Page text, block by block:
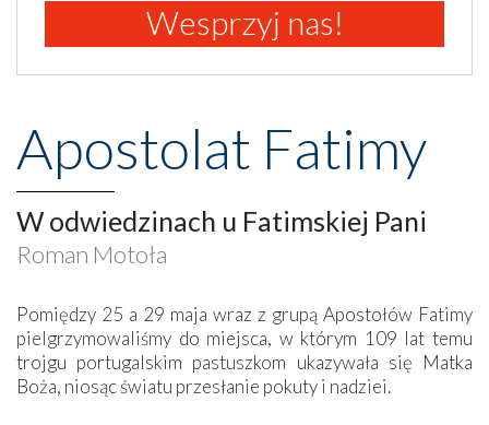
Wesprzyj nas!
Apostolat Fatimy
W odwiedzinach u Fatimskiej Pani
Roman Motoła
Pomiędzy 25 a 29 maja wraz z grupą Apostołów Fatimy
pielgrzymowaliśmy do miejsca, w którym 109 lat temu
trojgu portugalskim pastuszkom ukazywała się Matka
Boża, niosąc światu przesłanie pokuty i nadziei.